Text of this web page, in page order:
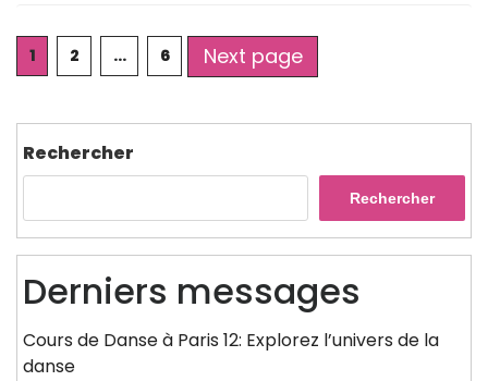
Posts
pagination
Page
1 Page
2 … Page
6 Next page
Rechercher
Rechercher
Derniers messages
Cours de Danse à Paris 12: Explorez l’univers de la
danse